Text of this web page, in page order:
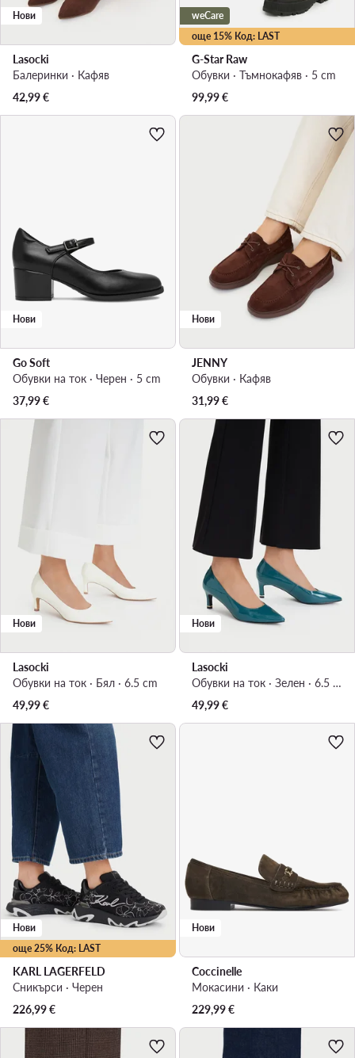
Нови
Lasocki
Балеринки · Кафяв
42,99€
още 15% Код: LAST
weCare
G-Star Raw
Обувки · Тъмнокафяв · 5 cm
99,99€
Нови
Go Soft
Обувки на ток · Черен · 5 cm
37,99€
Нови
JENNY
Обувки · Кафяв
31,99€
Нови
Lasocki
Обувки на ток · Бял · 6.5 cm
49,99€
Нови
Lasocki
Обувки на ток · Зелен · 6.5 cm
49,99€
още 25% Код: LAST
Нови
KARL LAGERFELD
Сникърси · Черен
226,99€
Нови
Coccinelle
Мокасини · Каки
229,99€